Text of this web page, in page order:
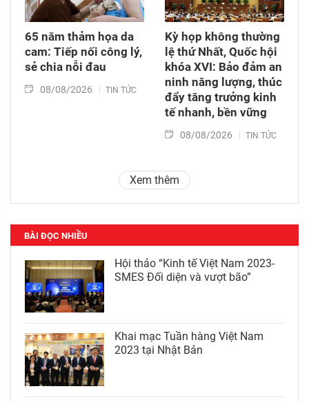
65 năm thảm họa da
cam: Tiếp nối công lý,
sẻ chia nỗi đau
08/08/2026 TIN TỨC
Kỳ họp không thường
lệ thứ Nhất, Quốc hội
khóa XVI: Bảo đảm an
ninh năng lượng, thúc
đẩy tăng trưởng kinh
tế nhanh, bền vững
08/08/2026 TIN TỨC
Xem thêm
BÀI ĐỌC NHIỀU
Hội thảo “Kinh tế Việt Nam 2023-
SMES Đối diện và vượt bão”
Khai mạc Tuần hàng Việt Nam
2023 tại Nhật Bản